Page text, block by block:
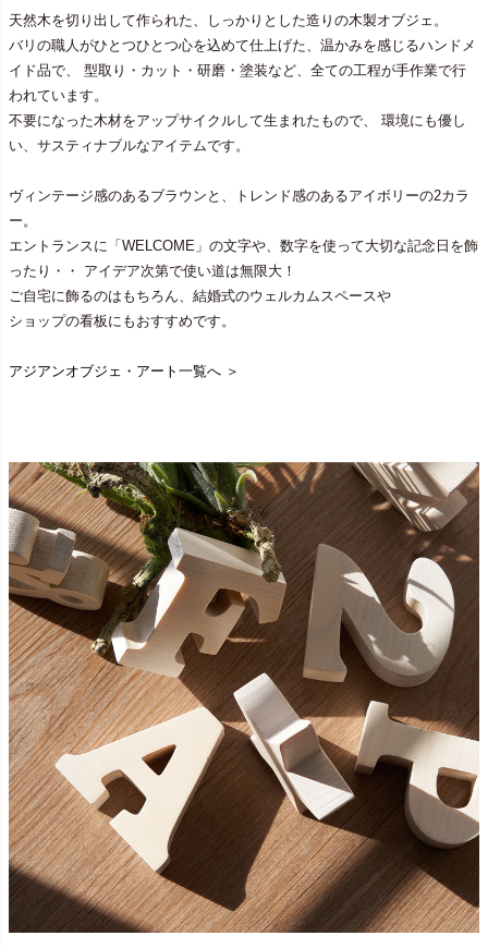
天然木を切り出して作られた、しっかりとした造りの木製オブジェ。
バリの職人がひとつひとつ心を込めて仕上げた、温かみを感じるハンドメ
イド品で、 型取り・カット・研磨・塗装など、全ての工程が手作業で行
われています。
不要になった木材をアップサイクルして生まれたもので、 環境にも優し
い、サスティナブルなアイテムです。
ヴィンテージ感のあるブラウンと、トレンド感のあるアイボリーの2カラ
ー。
エントランスに「WELCOME」の文字や、数字を使って大切な記念日を飾
ったり・・ アイデア次第で使い道は無限大！
ご自宅に飾るのはもちろん、結婚式のウェルカムスペースや
ショップの看板にもおすすめです。
アジアンオブジェ・アート一覧へ ＞